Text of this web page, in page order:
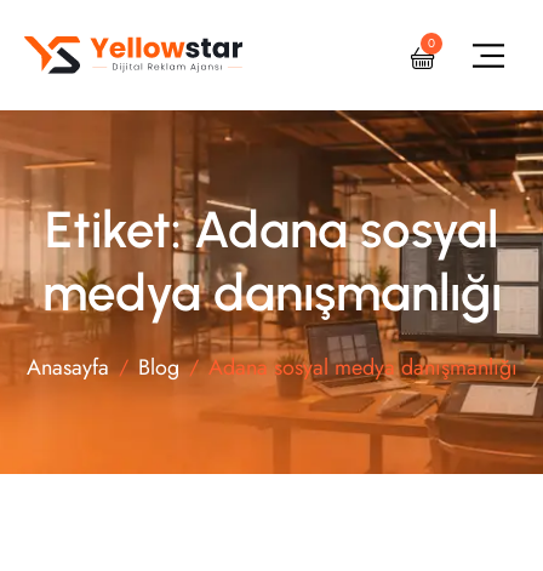
0
Etiket: Adana sosyal
medya danışmanlığı
Anasayfa Blog Adana sosyal medya danışmanlığı